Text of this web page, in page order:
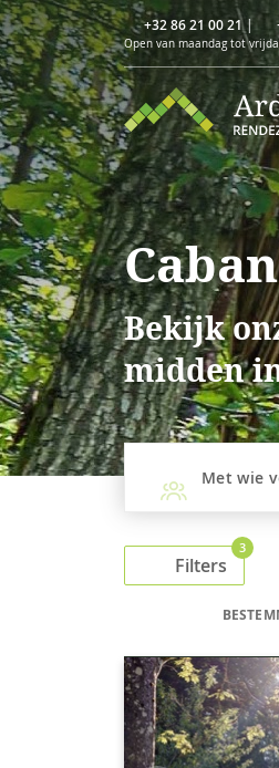
+32 86 21 00 21|
Open van maandag tot
Bekijk
midden
Met wie
Filters
3